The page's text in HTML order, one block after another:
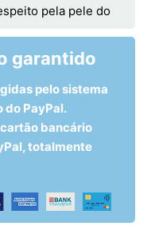
pela pele do
garantido
pelo sistema
do PayPal.
bancário
totalmente